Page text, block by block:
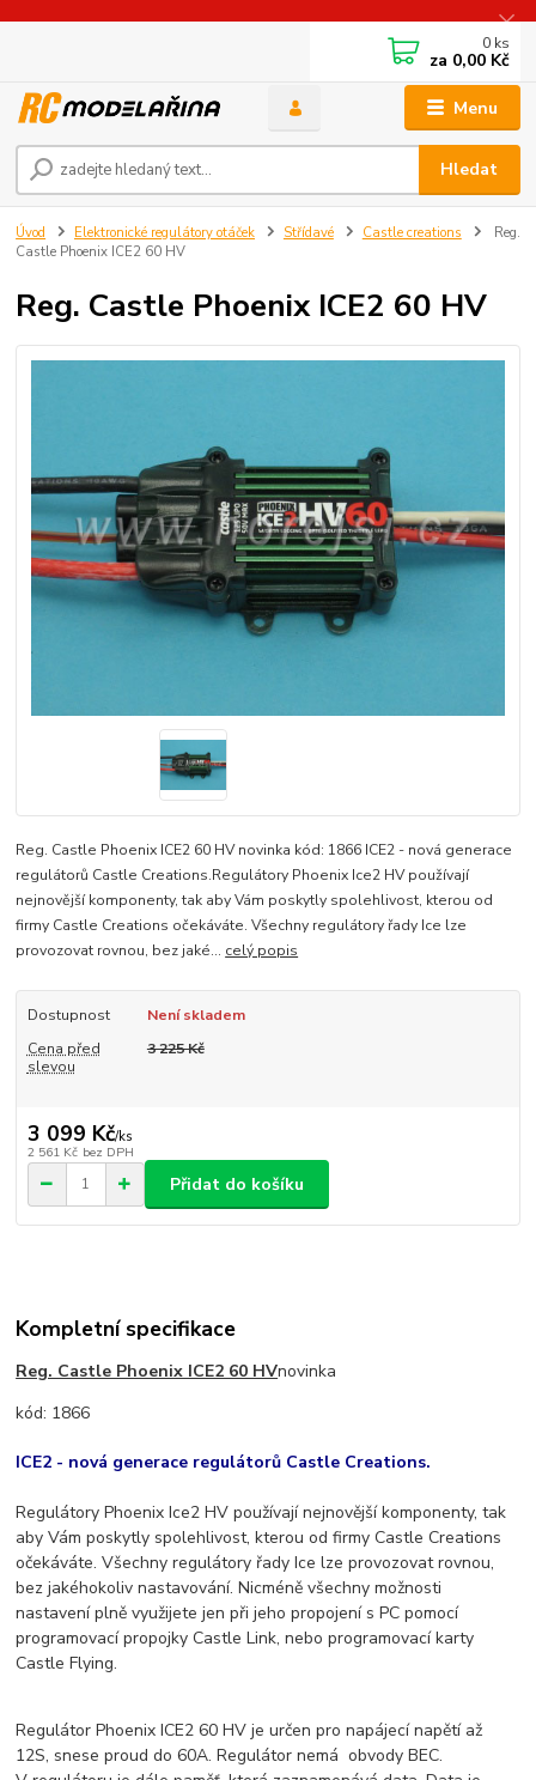
Menu
Hledat
0 ks
za 0,00 Kč
Úvod Elektronické regulátory otáček Střídavé Castle creations
Reg.
Castle Phoenix ICE2 60 HV
Reg. Castle Phoenix ICE2 60 HV
Reg. Castle Phoenix ICE2 60 HV novinka kód: 1866 ICE2 - nová generace
regulátorů Castle Creations.Regulátory Phoenix Ice2 HV používají
nejnovější komponenty, tak aby Vám poskytly spolehlivost, kterou od
firmy Castle Creations očekáváte. Všechny regulátory řady Ice lze
provozovat rovnou, bez jaké... celý popis
Dostupnost
Není skladem
Cena před
slevou
3 225 Kč
3 099 Kč/ks
2 561 Kč bez DPH
Přidat do košíku
Kompletní specifikace
Reg. Castle Phoenix ICE2 60 HVnovinka
kód: 1866
ICE2 - nová generace regulátorů Castle Creations.
Regulátory Phoenix Ice2 HV používají nejnovější komponenty, tak
aby Vám poskytly spolehlivost, kterou od firmy Castle Creations
očekáváte. Všechny regulátory řady Ice lze provozovat rovnou,
bez jakéhokoliv nastavování. Nicméně všechny možnosti
nastavení plně využijete jen při jeho propojení s PC pomocí
programovací propojky Castle Link, nebo programovací karty
Castle Flying.
Regulátor Phoenix ICE2 60 HV je určen pro napájecí napětí až
12S, snese proud do 60A. Regulátor nemá obvody BEC.